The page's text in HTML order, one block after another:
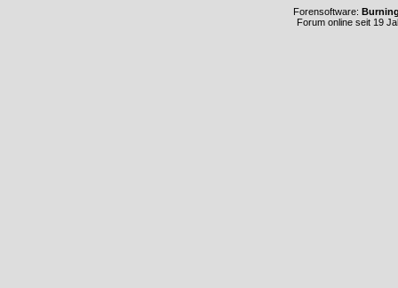
Forensoftware:
Forum online seit 19